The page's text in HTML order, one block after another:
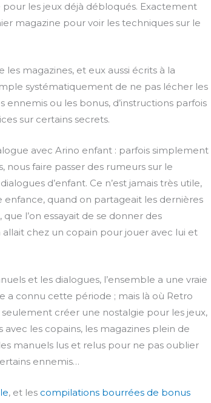
pour les jeux déjà débloqués. Exactement
magazine pour voir les techniques sur le
magazines, et eux aussi écrits à la
systématiquement de ne pas lécher les
ou les bonus, d’instructions parfois
sur certains secrets.
avec Arino enfant : parfois simplement
faire passer des rumeurs sur le
d’enfant. Ce n’est jamais très utile,
enfance, quand on partageait les dernières
l’on essayait de se donner des
chez un copain pour jouer avec lui et
et les dialogues, l’ensemble a une vraie
connu cette période ; mais là où Retro
seulement créer une nostalgie pour les jeux,
les copains, les magazines plein de
manuels lus et relus pour ne pas oublier
ennemis…
, et les compilations bourrées de bonus